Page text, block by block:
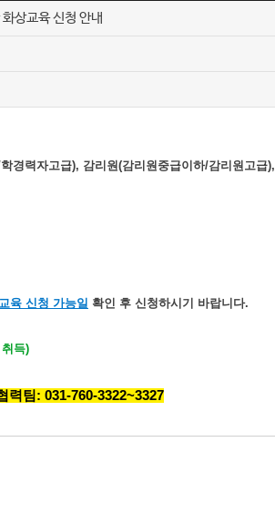
상교육 신청 안내
학경력자고급), 감리원(감리원중급이하/감리원고급),
육 신청 가능일 확인 후 신청하시기 바랍니다.
득)
력팀: 031-760-3322~3327